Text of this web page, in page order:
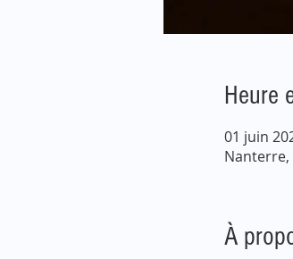
Heure
01 juin
Nanterre,
À